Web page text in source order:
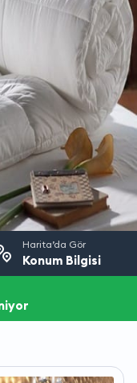
Harita’da Gör
Konum Bilgisi